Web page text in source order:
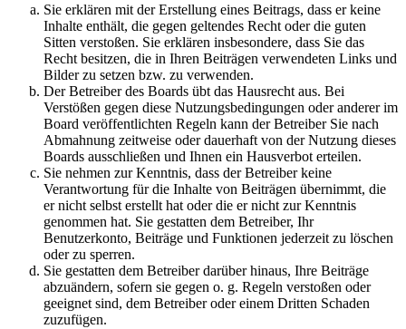
Sie erklären mit der Erstellung eines Beitrags, dass er keine
Inhalte enthält, die gegen geltendes Recht oder die guten
Sitten verstoßen. Sie erklären insbesondere, dass Sie das
Recht besitzen, die in Ihren Beiträgen verwendeten Links und
Bilder zu setzen bzw. zu verwenden.
Der Betreiber des Boards übt das Hausrecht aus. Bei
Verstößen gegen diese Nutzungsbedingungen oder anderer im
Board veröffentlichten Regeln kann der Betreiber Sie nach
Abmahnung zeitweise oder dauerhaft von der Nutzung dieses
Boards ausschließen und Ihnen ein Hausverbot erteilen.
Sie nehmen zur Kenntnis, dass der Betreiber keine
Verantwortung für die Inhalte von Beiträgen übernimmt, die
er nicht selbst erstellt hat oder die er nicht zur Kenntnis
genommen hat. Sie gestatten dem Betreiber, Ihr
Benutzerkonto, Beiträge und Funktionen jederzeit zu löschen
oder zu sperren.
Sie gestatten dem Betreiber darüber hinaus, Ihre Beiträge
abzuändern, sofern sie gegen o. g. Regeln verstoßen oder
geeignet sind, dem Betreiber oder einem Dritten Schaden
zuzufügen.